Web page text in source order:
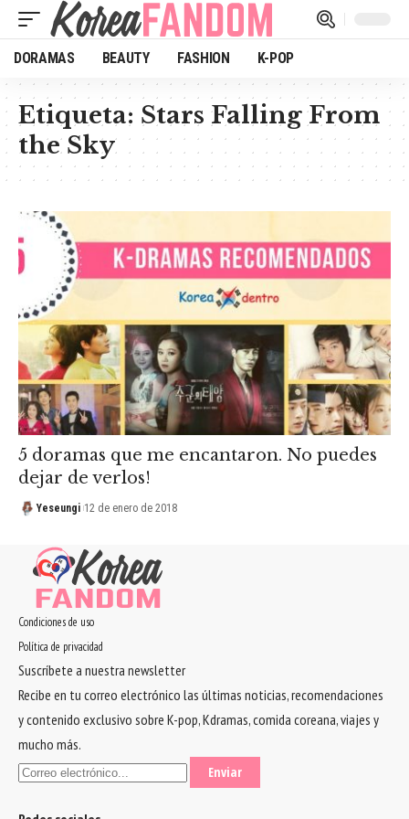
DORAMAS BEAUTY FASHION K-POP
Etiqueta: Stars Falling From
the Sky
5 doramas que me encantaron. No puedes
dejar de verlos!
Yeseungi 12 de enero de 2018
Condiciones de uso
Política de privacidad
Suscríbete a nuestra newsletter
Recibe en tu correo electrónico las últimas noticias, recomendaciones
y contenido exclusivo sobre K-pop, Kdramas, comida coreana, viajes y
mucho más.